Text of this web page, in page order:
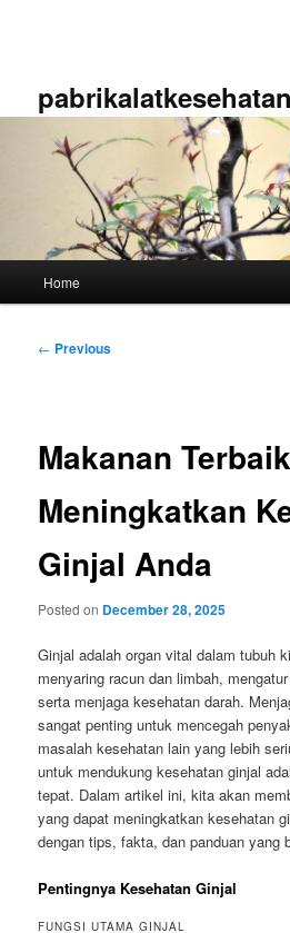
Home
Post
← Previous
Makanan
Meningkatkan
Ginjal Anda
Posted on December 28, 2025
Ginjal adalah organ vital dalam tubuh
menyaring racun dan limbah,
serta menjaga kesehatan darah.
sangat penting untuk mencegah
masalah kesehatan lain yang lebih
untuk mendukung kesehatan ginjal
tepat. Dalam artikel ini, kita akan
yang dapat meningkatkan kesehatan
dengan tips, fakta, dan panduan yang
Pentingnya Kesehatan Ginjal
FUNGSI UTAMA GINJAL